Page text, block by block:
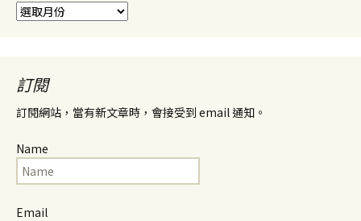
彙
整
訂閱
訂閱網站，當有新文章時，會接受到 email 通知。
Name
Email